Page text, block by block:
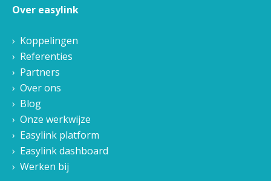
Over easylink
Koppelingen
Referenties
Partners
Over ons
Blog
Onze werkwijze
Easylink platform
Easylink dashboard
Werken bij